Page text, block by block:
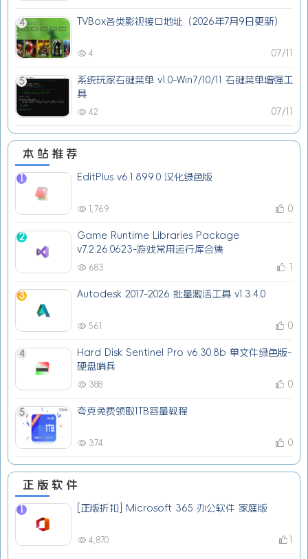
4 TVBox各类影视接口地址（2026年7月9日更新）
07/11
4
5
系统玩家右键菜单 v1.0-Win7/10/11 右键菜单增强工
具
07/11
42
本站推荐
1 EditPlus v6.1.899.0 汉化绿色版
1,769 0
2
Game Runtime Libraries Package
v7.2.26.0623-游戏常用运行库合集
683 1
3 Autodesk 2017-2026 批量激活工具 v1.3.4.0
561 0
4
Hard Disk Sentinel Pro v6.30.8b 单文件绿色版-
硬盘哨兵
388 0
5 夸克免费领取1TB容量教程
374 0
正版软件
1 [正版折扣] Microsoft 365 办公软件 家庭版
4,870 1